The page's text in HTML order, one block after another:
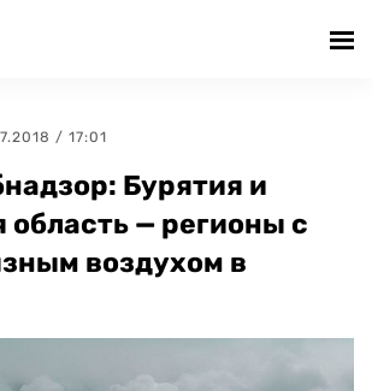
/ 17:01
Бурятия и
область — регионы с
воздухом в